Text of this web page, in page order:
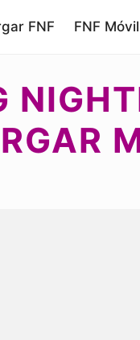
FNF FNF Móvil